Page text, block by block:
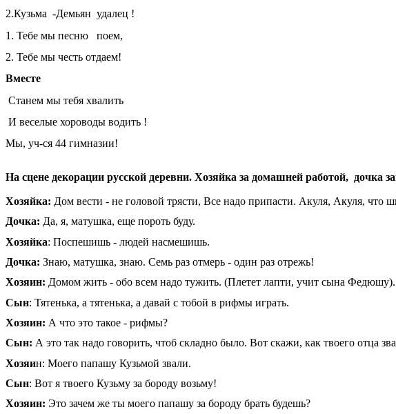
2.Кузьма -Демьян удалец !
1. Тебе мы песню поем,
2. Тебе мы честь отдаем!
Вместе
Станем мы тебя хвалить
И веселые хороводы водить !
Мы, уч-ся 44 гимназии!
На сцене декорации русской деревни. Хозяйка за домашней работой, дочка
Хозяйка: Дом вести - не головой трясти, Все надо припасти. Акуля, Акуля, что
Дочка: Да, я, матушка, еще пороть буду.
Хозяйка: Поспешишь - людей насмешишь.
Дочка: Знаю, матушка, знаю. Семь раз отмерь - один раз отрежь!
Хозяин: Домом жить - обо всем надо тужить. (Плетет лапти, учит сына Федюшу).
Сын: Тятенька, а тятенька, а давай с тобой в рифмы играть.
Хозяин: А что это такое - рифмы?
Сын: А это так надо говорить, чтоб складно было. Вот скажи, как твоего отца
Хозяин: Моего папашу Кузьмой звали.
Сын: Вот я твоего Кузьму за бороду возьму!
Хозяин: Это зачем же ты моего папашу за бороду брать будешь?